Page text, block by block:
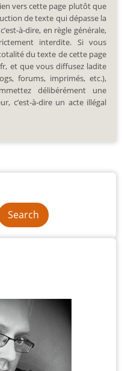
vers cette page plutôt que
de texte qui dépasse la
à-dire, en règle générale,
interdite. Si vous
du texte de cette page
et que vous diffusez ladite
forums, imprimés, etc.),
délibérément une
c’est-à-dire un acte illégal